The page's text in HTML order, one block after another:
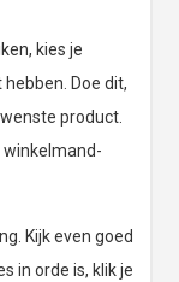
kies je
Doe dit,
product.
winkelmand-
Kijk even goed
in orde is, klik je